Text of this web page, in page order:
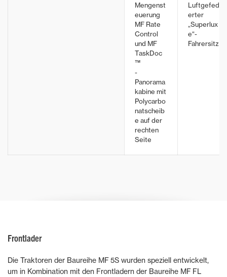
Mengenst
euerung
MF Rate
Control
und MF
TaskDoc
™
-
Panorama
kabine mit
Polycarbo
natscheib
e auf der
rechten
Seite
Luftgefed
erter
„Superlux
e“-
Fahrersitz
Frontlader
Die Traktoren der Baureihe MF 5S wurden speziell entwickelt,
um in Kombination mit den Frontladern der Baureihe MF FL